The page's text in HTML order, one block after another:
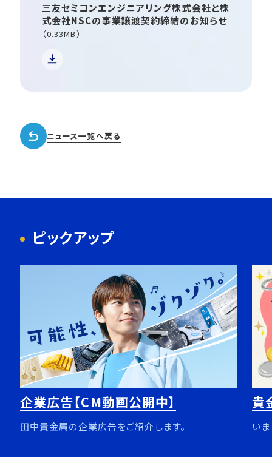
三友セミコンエンジニアリング株式会社と株
式会社NSCの事業譲渡契約締結のお知らせ
（0.33MB）
ニュース一覧へ戻る
ピックアップ
企業広告【CM動画公開中】
田中貴金属の企業広告をご紹介します。
貴
い